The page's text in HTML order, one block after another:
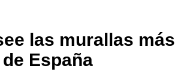
las murallas más
España